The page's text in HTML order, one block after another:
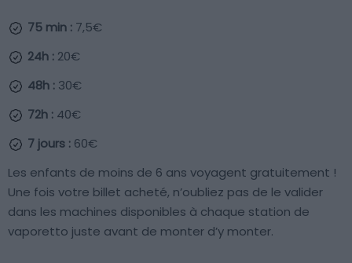
75 min : 7,5€
24h : 20€
48h : 30€
72h : 40€
7 jours : 60€
Les enfants de moins de 6 ans voyagent gratuitement !
Une fois votre billet acheté, n’oubliez pas de le valider
dans les machines disponibles à chaque station de
vaporetto juste avant de monter d’y monter.